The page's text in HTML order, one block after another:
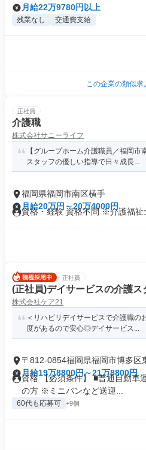
月給22万9780円以上
残業なし 交通費支給
この企業の類似求
正社員
介護職
株式会社サニーライフ
【グループホーム介護職員／福岡
スタッフの優しい指導で日々成長...
福岡県福岡市南区横手
月給20万円～20万4000円
資格・経験 資格不問 ※介護福祉
正社員
(正社員)デイサービスの介護ス
株式会社ケア21
＜リハビリデイサービスで介護職の
度があるので安心◎デイサービス...
〒812-0854福岡県福岡市博多区
月給19万8800円～21万8800円
資格 【必須条件】 ■普通自動車
の方 ※ミニバンなど送迎...
60代も応募可 +9個